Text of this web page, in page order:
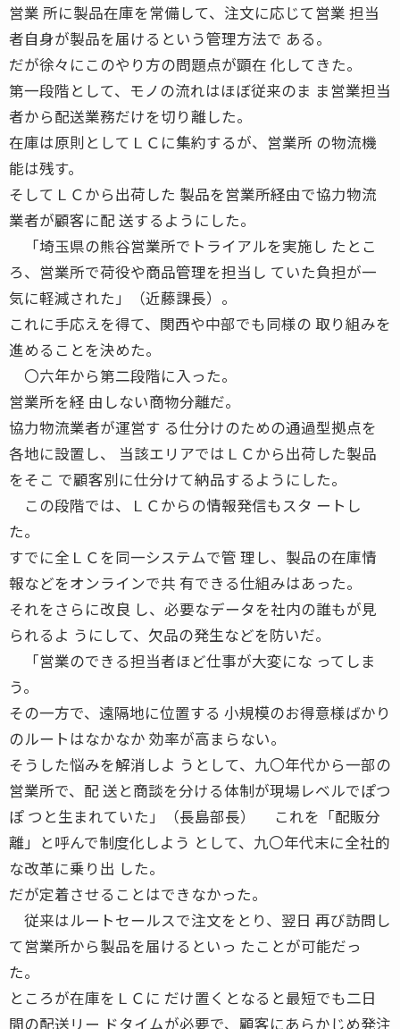
営業 所に製品在庫を常備して、注文に応じて営業 担当
者自身が製品を届けるという管理方法で ある。
だが徐々にこのやり方の問題点が顕在 化してきた。
第一段階として、モノの流れはほぼ従来のま ま営業担当
者から配送業務だけを切り離した。
在庫は原則としてＬＣに集約するが、営業所 の物流機
能は残す。
そしてＬＣから出荷した 製品を営業所経由で協力物流
業者が顧客に配 送するようにした。
「埼玉県の熊谷営業所でトライアルを実施し たとこ
ろ、営業所で荷役や商品管理を担当し ていた負担が一
気に軽減された」（近藤課長）。
これに手応えを得て、関西や中部でも同様の 取り組みを
進めることを決めた。
〇六年から第二段階に入った。
営業所を経 由しない商物分離だ。
協力物流業者が運営す る仕分けのための通過型拠点を
各地に設置し、 当該エリアではＬＣから出荷した製品
をそこ で顧客別に仕分けて納品するようにした。
この段階では、ＬＣからの情報発信もスタ ートし
た。
すでに全ＬＣを同一システムで管 理し、製品の在庫情
報などをオンラインで共 有できる仕組みはあった。
それをさらに改良 し、必要なデータを社内の誰もが見
られるよ うにして、欠品の発生などを防いだ。
「営業のできる担当者ほど仕事が大変にな ってしま
う。
その一方で、遠隔地に位置する 小規模のお得意様ばかり
のルートはなかなか 効率が高まらない。
そうした悩みを解消しよ うとして、九〇年代から一部の
営業所で、配 送と商談を分ける体制が現場レベルでぽつ
ぽ つと生まれていた」（長島部長） これを「配販分
離」と呼んで制度化しよう として、九〇年代末に全社的
な改革に乗り出 した。
だが定着させることはできなかった。
従来はルートセールスで注文をとり、翌日 再び訪問し
て営業所から製品を届けるといっ たことが可能だっ
た。
ところが在庫をＬＣに だけ置くとなると最短でも二日
間の配送リー ドタイムが必要で、顧客にあらかじめ発注